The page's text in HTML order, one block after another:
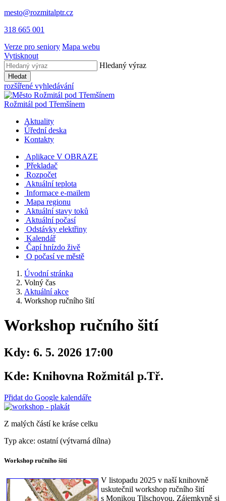
mesto@rozmitalptr.cz
318 665 001
Verze pro seniory Mapa webu
Vytisknout
Hledaný výraz
Hledat
rozšířené vyhledávání
Rožmitál pod Třemšínem
Aktuality
Úřední deska
Kontakty
Aplikace V OBRAZE
Překladač
Rozpočet
Aktuální teplota
Informace e-mailem
Mapa regionu
Aktuální stavy toků
Aktuální počasí
Odstávky elektřiny
Kalendář
Čapí hnízdo živě
O počasí ve městě
Úvodní stránka
Volný čas
Aktuální akce
Workshop ručního šití
Workshop ručního šití
Kdy: 6. 5. 2026 17:00
Kde: Knihovna Rožmitál p.Tř.
Přidat do Google kalendáře
Z malých částí ke kráse celku
Typ akce: ostatní (výtvarná dílna)
Workshop ručního šití
V listopadu 2025 v naší knihovně
uskutečnil workshop ručního šití
s Monikou Tilschovou. Zájemkyně si